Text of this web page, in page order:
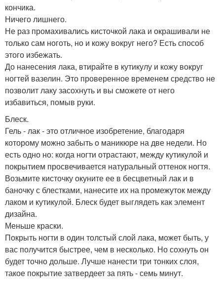
кончика.
Ничего лишнего.
Не раз промахивались кисточкой лака и окрашивали не
только сам ноготь, но и кожу вокруг него? Есть способ
этого избежать.
До нанесения лака, втирайте в кутикулу и кожу вокруг
ногтей вазелин. Это проверенное временем средство не
позволит лаку засохнуть и вы сможете от него
избавиться, помыв руки.
Блеск.
Гель - лак - это отличное изобретение, благодаря
которому можно забыть о маникюре на две недели. Но
есть одно но: когда ногти отрастают, между кутикулой и
покрытием просвечивается натуральный оттенок ногтя.
Возьмите кисточку окуните ее в бесцветный лак и в
баночку с блестками, нанесите их на промежуток между
лаком и кутикулой. Блеск будет выглядеть как элемент
дизайна.
Меньше краски.
Покрыть ногти в один толстый слой лака, может быть, у
вас получится быстрее, чем в несколько. Но сохнуть он
будет точно дольше. Лучше нанести три тонких слоя,
такое покрытие затвердеет за пять - семь минут.